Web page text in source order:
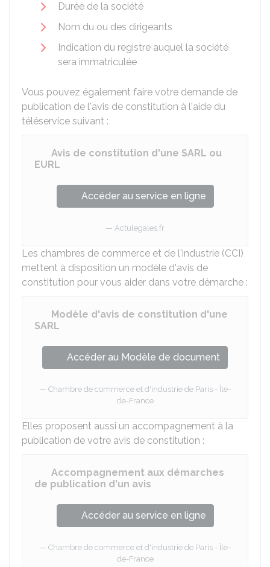
Durée de la société
Nom du ou des dirigeants
Indication du registre auquel la société
sera immatriculée
Vous pouvez également faire votre demande de
publication de l'avis de constitution à l'aide du
téléservice suivant :
Avis de constitution d'une SARL ou
EURL
Accéder au service en ligne
Actulegales.fr
Les chambres de commerce et de l'industrie (CCI)
mettent à disposition un modèle d'avis de
constitution pour vous aider dans votre démarche :
Modèle d'avis de constitution d'une
SARL
Accéder au Modèle de document
Chambre de commerce et d'industrie de Paris - Île-
de-France
Elles proposent aussi un accompagnement à la
publication de votre avis de constitution :
Accompagnement aux démarches
de publication d'un avis
Accéder au service en ligne
Chambre de commerce et d'industrie de Paris - Île-
de-France